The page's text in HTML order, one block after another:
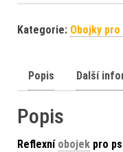
Kategorie: Obojky pro
Popis Další
Popis
Reflexní obojek pro